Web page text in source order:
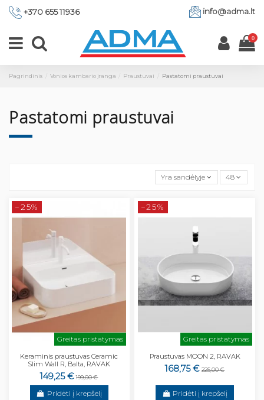
+370 655 11936 info@adma.lt
0
Pagrindinis Vonios kambario įranga Praustuvai Pastatomi praustuvai
Pastatomi praustuvai
Yra sandėlyje 48
−25%
Greitas pristatymas
Keraminis praustuvas Ceramic
Slim Wall R, Balta, RAVAK
149,25 € 199,00 €
Pridėti į krepšelį
−25%
Greitas pristatymas
Praustuvas MOON 2, RAVAK
168,75 € 225,00 €
Pridėti į krepšelį